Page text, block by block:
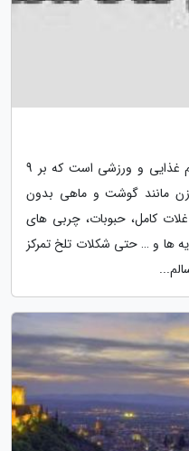
رژیم غذایی شکم صفر یک برنامه رژیم غذایی و ورزشی است که بر 9
مانند گوشت و ماهی بدون
کامل، حبوبات، چربی های
ها و … حتی شکلات تلخ تمرکز